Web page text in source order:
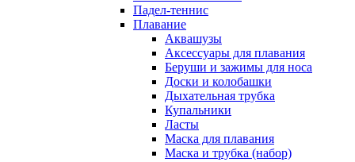
Падел-теннис
Плавание
Аквашузы
Аксессуары для плавания
Беруши и зажимы для носа
Доски и колобашки
Дыхательная трубка
Купальники
Ласты
Маска для плавания
Маска и трубка (набор)